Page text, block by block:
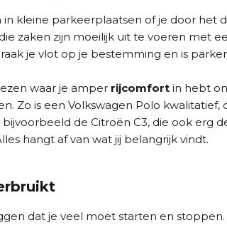
kleine parkeerplaatsen of je door het
zaken zijn moeilijk uit te voeren met
je vlot op je bestemming en is
waar je amper rijcomfort in hebt
Zo is een Volkswagen Polo kwalitatief,
de Citroën C3, die ook erg
hangt af van wat jij belangrijk vindt.
dat je veel moet starten en